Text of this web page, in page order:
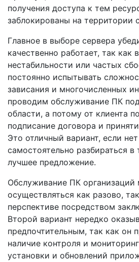
получения доступа к тем
заблокированы на территории
Главное в выборе сервера
качественно работает, так как
нестабильности или частых
постоянно испытывать
зависания и многочисленных
проводим обслуживание ПК
области, а потому от клиента
подписание договора и
Это отличный вариант, если
самостоятельно разбираться в
лучшее предложение.
Обслуживание ПК организаций
осуществляться как разово,
перспективе посредством
Второй вариант нередко
предпочтительным, так как он
наличие контроля и
установки и обновлений